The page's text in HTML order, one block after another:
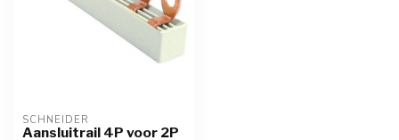
SCHNEIDER
Aansluitrail 4P voor 2P